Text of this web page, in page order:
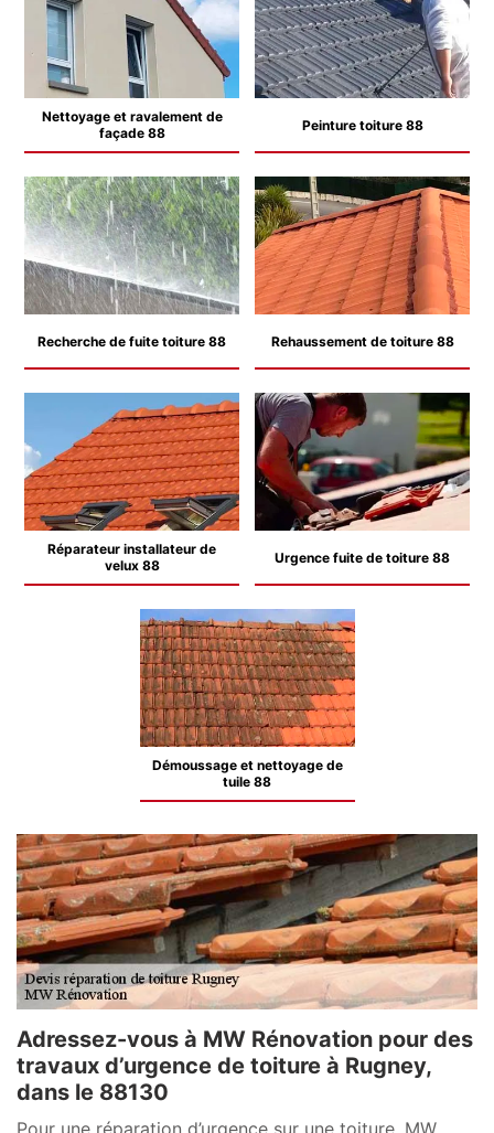
Nettoyage et ravalement de
façade 88
Peinture toiture 88
Recherche de fuite toiture 88 Rehaussement de toiture 88
Réparateur installateur de
velux 88
Urgence fuite de toiture 88
Démoussage et nettoyage de
tuile 88
Adressez-vous à MW Rénovation pour des
travaux d’urgence de toiture à Rugney,
dans le 88130
Pour une réparation d’urgence sur une toiture, MW